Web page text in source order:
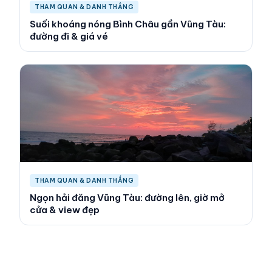
THAM QUAN & DANH THẮNG
Suối khoáng nóng Bình Châu gần Vũng Tàu:
đường đi & giá vé
THAM QUAN & DANH THẮNG
Ngọn hải đăng Vũng Tàu: đường lên, giờ mở
cửa & view đẹp